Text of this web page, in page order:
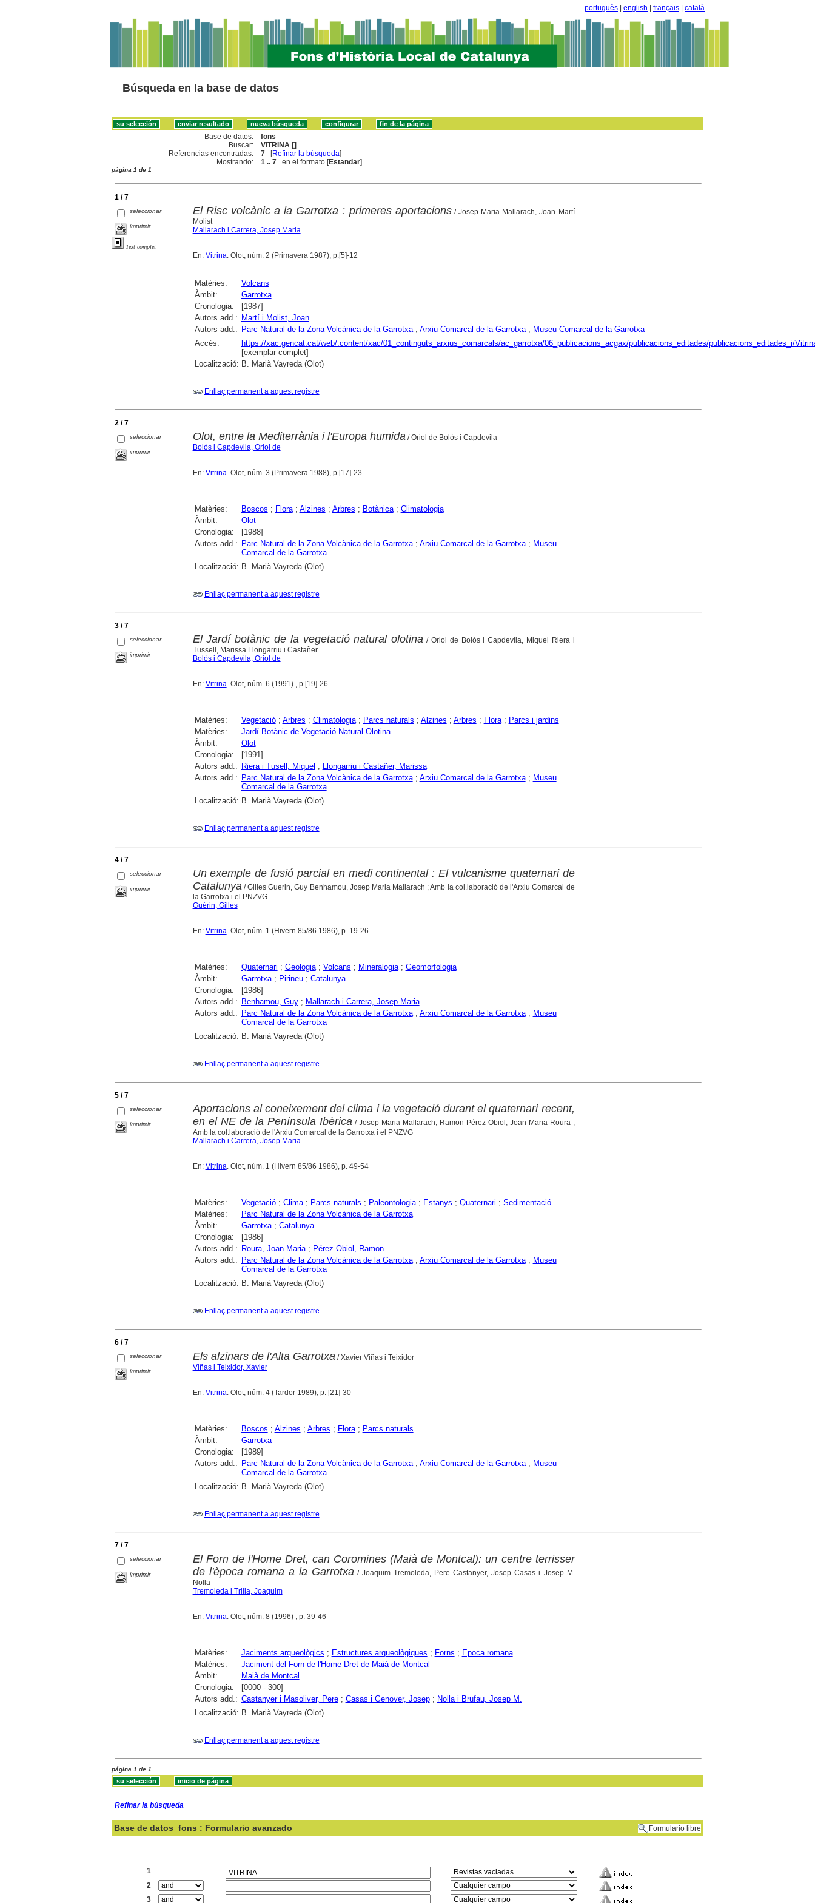
português english français català
Búsqueda en la base de datos
Base de datos:
fons
Buscar:
VITRINA []
Referencias encontradas:
7 [Refinar la búsqueda]
Mostrando:
1 .. 7 en el formato [Estandar]
página 1 de 1
1 / 7
seleccionar
imprimir
Text complet
El Risc volcànic a la Garrotxa : primeres aportacions/ Josep Maria Mallarach, Joan Martí
Molist
Mallarach i Carrera, Josep Maria
En: Vitrina. Olot, núm. 2 (Primavera 1987), p.[5]-12
Matèries:
Volcans
Àmbit:
Garrotxa
Cronologia:
[1987]
Autors add.: Martí i Molist, Joan
Autors add.: Parc Natural de la Zona Volcànica de la Garrotxa; Arxiu Comarcal de la Garrotxa; Museu Comarcal de la Garrotxa
Accés:
https://xac.gencat.cat/web/.content/xac/01_continguts_arxius_comarcals/ac_garrotxa/06_publicacions_acgax/publicacions_editades/publicacions_editades_i/
[exemplar complet]
Localització: B. Marià Vayreda (Olot)
Enllaç permanent a aquest registre
2 / 7
seleccionar
imprimir
Olot, entre la Mediterrània i l'Europa humida/ Oriol de Bolòs i Capdevila
Bolòs i Capdevila, Oriol de
En: Vitrina. Olot, núm. 3 (Primavera 1988), p.[17]-23
Matèries: Boscos ; Flora; Alzines ; Arbres ; Botànica; Climatologia
Àmbit:
Olot
Cronologia:
[1988]
Autors add.: Parc Natural de la Zona Volcànica de la Garrotxa; Arxiu Comarcal de la Garrotxa; Museu
Comarcal de la Garrotxa
Localització: B. Marià Vayreda (Olot)
Enllaç permanent a aquest registre
3 / 7
seleccionar
imprimir
El Jardí botànic de la vegetació natural olotina / Oriol de Bolòs i Capdevila, Miquel Riera i
Tussell, Marissa Llongarriu i Castañer
Bolòs i Capdevila, Oriol de
En: Vitrina. Olot, núm. 6 (1991) , p.[19]-26
Matèries: Vegetació; Arbres ; Climatologia; Parcs naturals ; Alzines ; Arbres ; Flora; Parcs i jardins
Matèries:
Jardí Botànic de Vegetació Natural Olotina
Àmbit:
Olot
Cronologia:
[1991]
Autors add.: Riera i Tusell, Miquel ; Llongarriu i Castañer, Marissa
Autors add.: Parc Natural de la Zona Volcànica de la Garrotxa; Arxiu Comarcal de la Garrotxa; Museu
Comarcal de la Garrotxa
Localització: B. Marià Vayreda (Olot)
Enllaç permanent a aquest registre
4 / 7
seleccionar
imprimir
Un exemple de fusió parcial en medi continental : El vulcanisme quaternari de
Catalunya/ Gilles Guerin, Guy Benhamou, Josep Maria Mallarach ; Amb la col.laboració de l'Arxiu Comarcal de
la Garrotxa i el PNZVG
Guérin, Gilles
En: Vitrina. Olot, núm. 1 (Hivern 85/86 1986), p. 19-26
Matèries: Quaternari ; Geologia; Volcans ; Mineralogia; Geomorfologia
Àmbit:
Garrotxa; Pirineu; Catalunya
Cronologia:
[1986]
Autors add.: Benhamou, Guy; Mallarach i Carrera, Josep Maria
Autors add.: Parc Natural de la Zona Volcànica de la Garrotxa; Arxiu Comarcal de la Garrotxa; Museu
Comarcal de la Garrotxa
Localització: B. Marià Vayreda (Olot)
Enllaç permanent a aquest registre
5 / 7
seleccionar
imprimir
Aportacions al coneixement del clima i la vegetació durant el quaternari recent,
en el NE de la Península Ibèrica/ Josep Maria Mallarach, Ramon Pérez Obiol, Joan Maria Roura ;
Amb la col.laboració de l'Arxiu Comarcal de la Garrotxa i el PNZVG
Mallarach i Carrera, Josep Maria
En: Vitrina. Olot, núm. 1 (Hivern 85/86 1986), p. 49-54
Matèries: Vegetació; Clima; Parcs naturals ; Paleontologia; Estanys ; Quaternari ; Sedimentació
Matèries:
Parc Natural de la Zona Volcànica de la Garrotxa
Àmbit:
Garrotxa; Catalunya
Cronologia:
[1986]
Autors add.: Roura, Joan Maria; Pérez Obiol, Ramon
Autors add.: Parc Natural de la Zona Volcànica de la Garrotxa; Arxiu Comarcal de la Garrotxa; Museu
Comarcal de la Garrotxa
Localització: B. Marià Vayreda (Olot)
Enllaç permanent a aquest registre
6 / 7
seleccionar
imprimir
Els alzinars de l'Alta Garrotxa / Xavier Viñas i Teixidor
Viñas i Teixidor, Xavier
En: Vitrina . Olot, núm. 4 (Tardor 1989), p. [21]-30
Matèries: Boscos ; Alzines ; Arbres ; Flora; Parcs naturals
Àmbit:
Garrotxa
Cronologia:
[1989]
Autors add.: Parc Natural de la Zona Volcànica de la Garrotxa; Arxiu Comarcal de la Garrotxa; Museu
Comarcal de la Garrotxa
Localització: B. Marià Vayreda (Olot)
Enllaç permanent a aquest registre
7 / 7
seleccionar
imprimir
El Forn de l'Home Dret, can Coromines (Maià de Montcal): un centre terrisser
de l'època romana a la Garrotxa / Joaquim Tremoleda, Pere Castanyer, Josep Casas i Josep M.
Nolla
Tremoleda i Trilla, Joaquim
En: Vitrina . Olot, núm. 8 (1996) , p. 39-46
Matèries: Jaciments arqueològics ; Estructures arqueològiques ; Forns ; Epoca romana
Matèries:
Jaciment del Forn de l'Home Dret de Maià de Montcal
Àmbit:
Maià de Montcal
Cronologia:
[0000 - 300]
Autors add.: Castanyer i Masoliver, Pere; Casas i Genover, Josep; Nolla i Brufau, Josep M.
Localització: B. Marià Vayreda (Olot)
Enllaç permanent a aquest registre
página 1 de 1
Refinar la búsqueda
Base de datos fons : Formulario avanzado Formulario libre
1
2
3